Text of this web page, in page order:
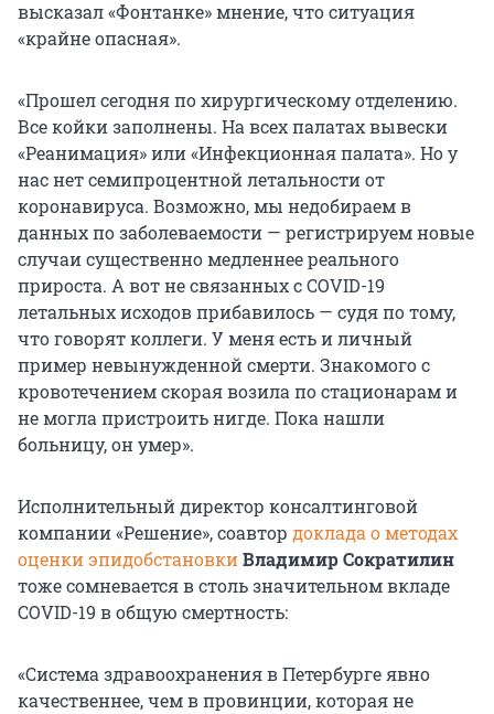
высказал «Фонтанке» мнение, что ситуация
«крайне опасная».
«Прошел сегодня по хирургическому отделению.
Все койки заполнены. На всех палатах вывески
«Реанимация» или «Инфекционная палата». Но у
нас нет семипроцентной летальности от
коронавируса. Возможно, мы недобираем в
данных по заболеваемости — регистрируем новые
случаи существенно медленнее реального
прироста. А вот не связанных с COVID-19
летальных исходов прибавилось — судя по тому,
что говорят коллеги. У меня есть и личный
пример невынужденной смерти. Знакомого с
кровотечением скорая возила по стационарам и
не могла пристроить нигде. Пока нашли
больницу, он умер».
Исполнительный директор консалтинговой
компании «Решение», соавтор доклада о методах
оценки эпидобстановкиВладимир Сократилин
тоже сомневается в столь значительном вкладе
COVID-19 в общую смертность:
«Система здравоохранения в Петербурге явно
качественнее, чем в провинции, которая не